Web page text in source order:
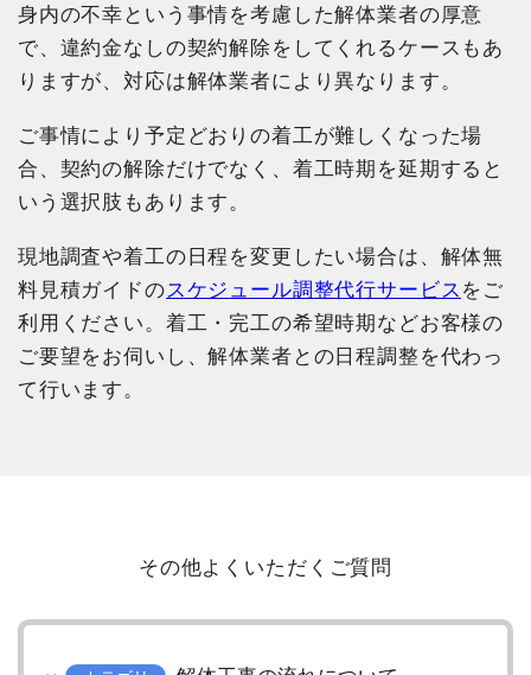
身内の不幸という事情を考慮した解体業者の厚意
で、違約金なしの契約解除をしてくれるケースもあ
りますが、対応は解体業者により異なります。
ご事情により予定どおりの着工が難しくなった場
合、契約の解除だけでなく、着工時期を延期すると
いう選択肢もあります。
現地調査や着工の日程を変更したい場合は、解体無
料見積ガイドのスケジュール調整代行サービス をご
利用ください。着工・完工の希望時期などお客様の
ご要望をお伺いし、解体業者との日程調整を代わっ
て行います。
その他よくいただくご質問